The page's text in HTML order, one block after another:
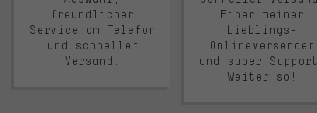
freundlicher
Service am Telefon
und schneller
Versand.
Einer meiner
Lieblings-
Onlineversender
und super
Weiter so!